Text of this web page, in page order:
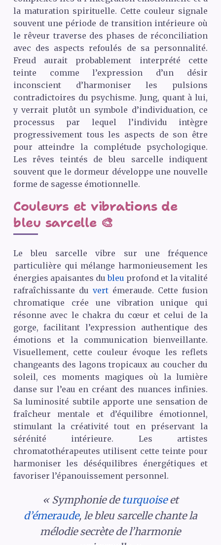
la maturation spirituelle. Cette couleur signale
souvent une période de transition intérieure où
le rêveur traverse des phases de réconciliation
avec des aspects refoulés de sa personnalité.
Freud aurait probablement interprété cette
teinte comme l’expression d’un désir
inconscient d’harmoniser les pulsions
contradictoires du psychisme. Jung, quant à lui,
y verrait plutôt un symbole d’individuation, ce
processus par lequel l’individu intègre
progressivement tous les aspects de son être
pour atteindre la complétude psychologique.
Les rêves teintés de bleu sarcelle indiquent
souvent que le dormeur développe une nouvelle
forme de sagesse émotionnelle.
Couleurs et vibrations de
bleu sarcelle 🎨
Le bleu sarcelle vibre sur une fréquence
particulière qui mélange harmonieusement les
énergies apaisantes dubleu profond et la vitalité
rafraîchissante du vertémeraude. Cette fusion
chromatique crée une vibration unique qui
résonne avec le chakra du cœur et celui de la
gorge, facilitant l’expression authentique des
émotions et la communication bienveillante.
Visuellement, cette couleur évoque les reflets
changeants des lagons tropicaux au coucher du
soleil, ces moments magiques où la lumière
danse sur l’eau en créant des nuances infinies.
Sa luminosité subtile apporte une sensation de
fraîcheur mentale et d’équilibre émotionnel,
stimulant la créativité tout en préservant la
sérénité intérieure. Les artistes
chromatothérapeutes utilisent cette teinte pour
harmoniser les déséquilibres énergétiques et
favoriser l’épanouissement personnel.
« Symphonie de turquoiseet
d’émeraude, le bleu sarcelle chante la
mélodie secrète de l’harmonie